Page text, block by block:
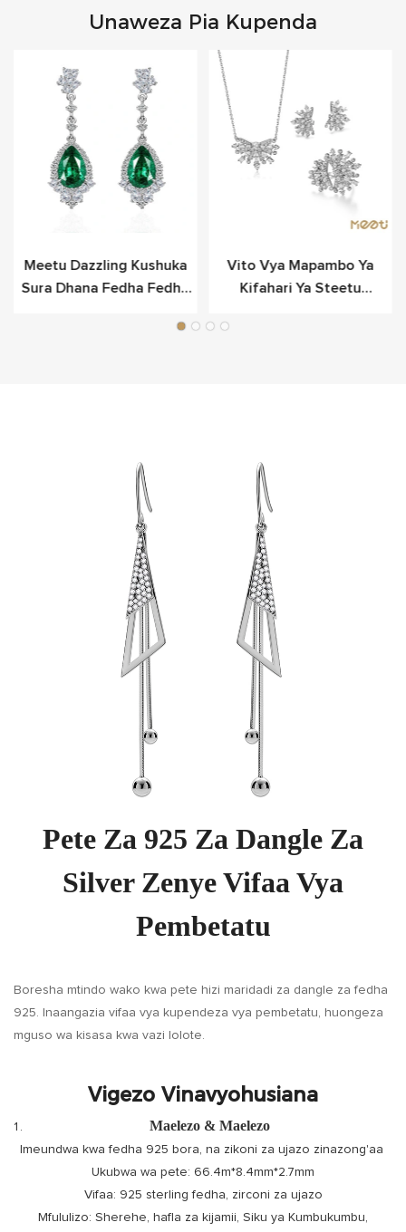
Unaweza Pia Kupenda
Meetu Dazzling Kushuka
Sura Dhana Fedha Fedha
Vito Vya Mapambo Ya
Kifahari Ya Steetu
Pete Za 925 Za Dangle Za
Silver Zenye Vifaa Vya
Pembetatu
Boresha mtindo wako kwa pete hizi maridadi za dangle za fedha
925. Inaangazia vifaa vya kupendeza vya pembetatu, huongeza
mguso wa kisasa kwa vazi lolote.
Vigezo Vinavyohusiana
Maelezo & Maelezo
Imeundwa kwa fedha 925 bora, na zikoni za ujazo zinazong'aa
Ukubwa wa pete: 66.4m*8.4mm*2.7mm
Vifaa: 925 sterling fedha, zirconi za ujazo
Mfululizo: Sherehe, hafla za kijamii, Siku ya Kumbukumbu,